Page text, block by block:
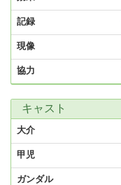
記録
現像
協力
キャスト
大介
甲児
ガンダル